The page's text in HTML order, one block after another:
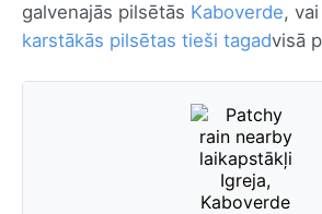
galvenajās pilsētās Kaboverde,
karstākās pilsētas tieši tagadvisā